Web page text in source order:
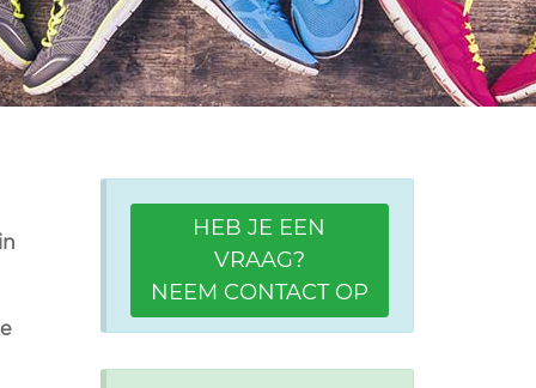
HEB JE EEN
VRAAG?
NEEM CONTACT OP